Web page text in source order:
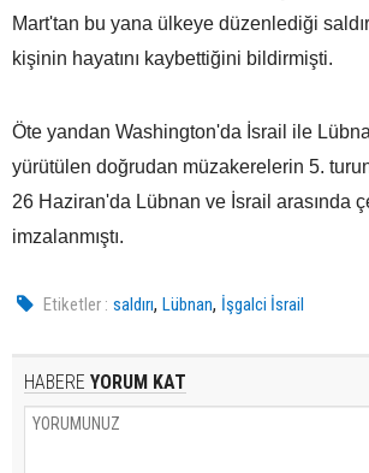
Mart'tan bu yana ülkeye düzenlediği
kişinin hayatını kaybettiğini bildirmişti.
Öte yandan Washington'da İsrail ile
yürütülen doğrudan müzakerelerin 5.
26 Haziran'da Lübnan ve İsrail arasında
imzalanmıştı.
Etiketler : saldırı,Lübnan, İşgalci İsrail
HABERE YORUM KAT